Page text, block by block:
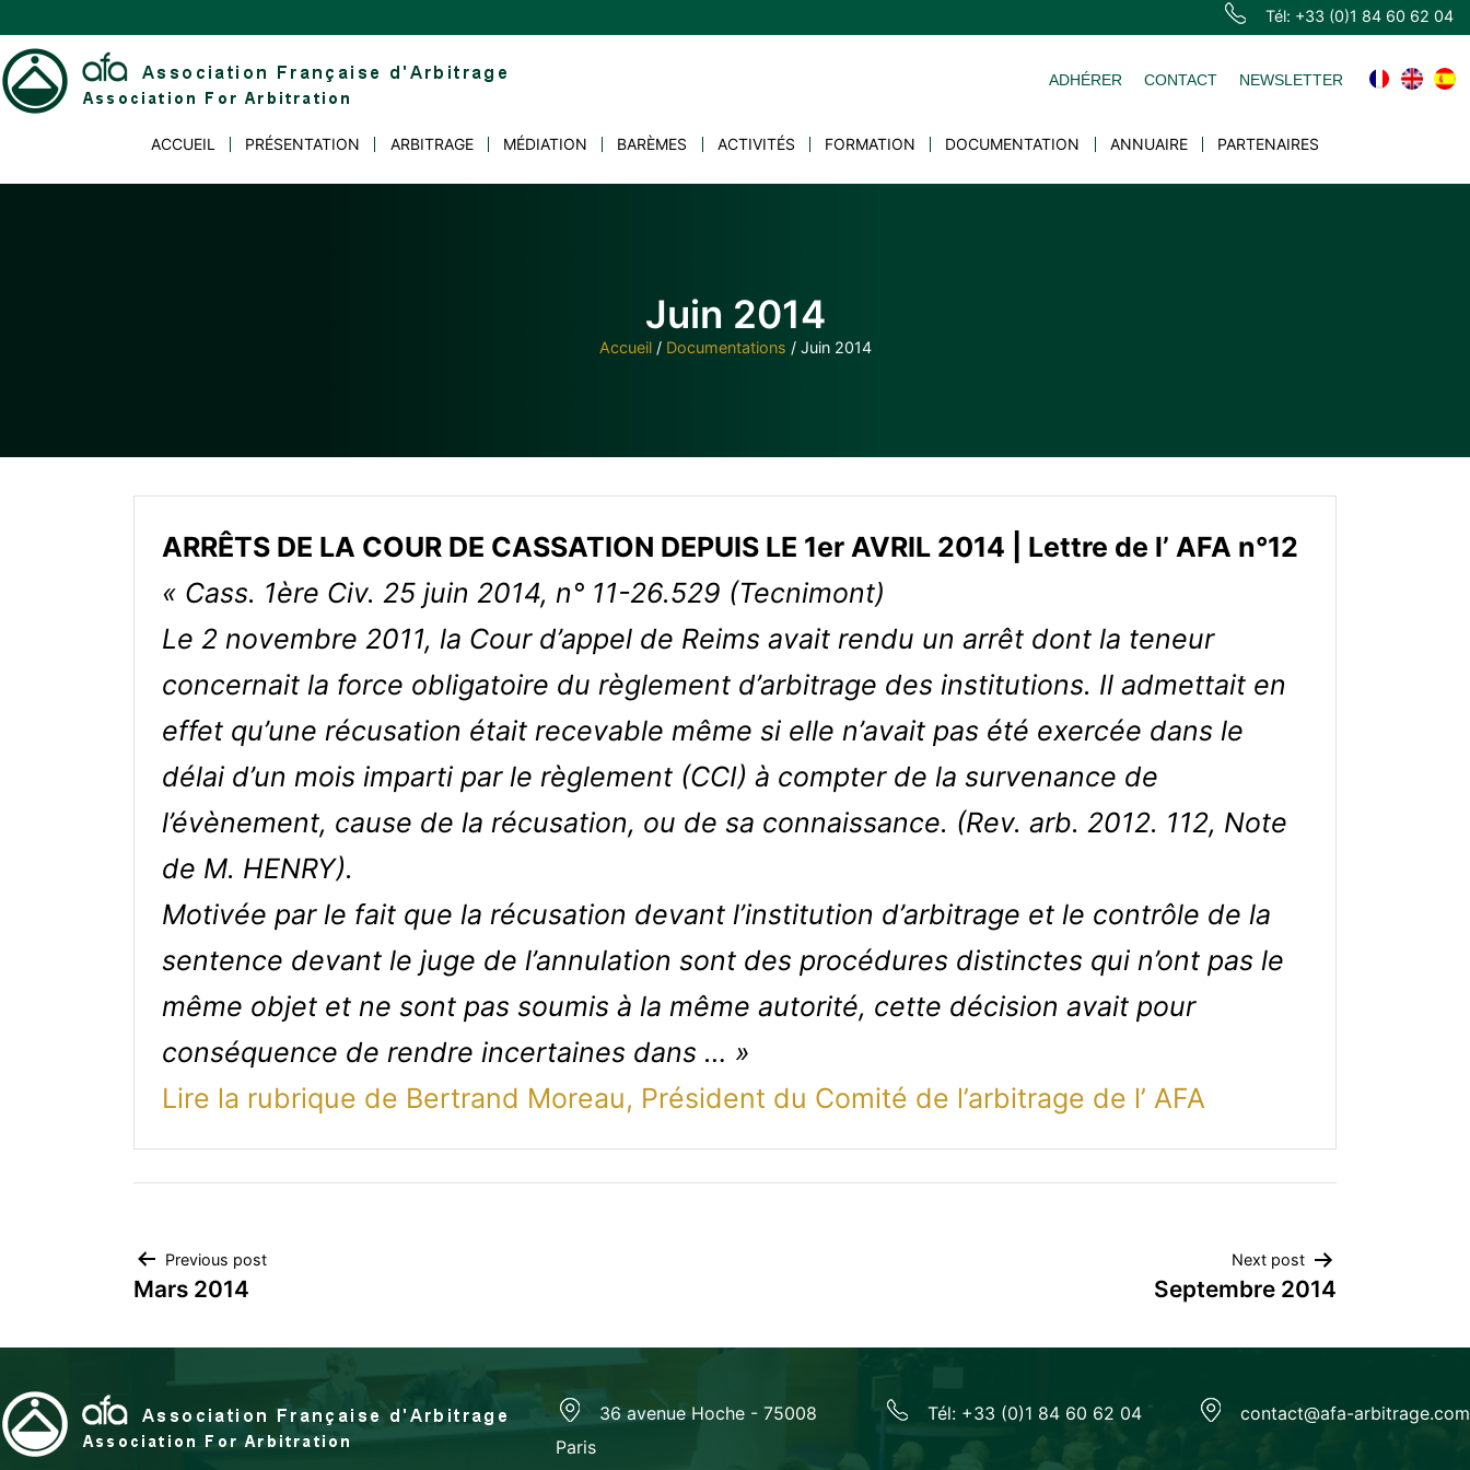
to
content
Tél: +33 (0)1 84 60 62 04
d'Arbitrage
ADHÉRER CONTACT NEWSLETTER
ACCUEIL PRÉSENTATION ARBITRAGE MÉDIATION BARÈMES ACTIVITÉS FORMATION DOCUMENTATION ANNUAIRE PARTENAIRES
Juin 2014
Accueil/ Documentations / Juin 2014
ARRÊTS DE LA COUR DE CASSATION DEPUIS LE 1er AVRIL 2014 | Lettre de l’ AFA n°12
« Cass. 1ère Civ. 25 juin 2014, n° 11-26.529 (Tecnimont)
Le 2 novembre 2011, la Cour d’appel de Reims avait rendu un arrêt dont la teneur
concernait la force obligatoire du règlement d’arbitrage des institutions. Il admettait en
effet qu’une récusation était recevable même si elle n’avait pas été exercée dans le
délai d’un mois imparti par le règlement (CCI) à compter de la survenance de
l’évènement, cause de la récusation, ou de sa connaissance. (Rev. arb. 2012. 112, Note
de M. HENRY).
Motivée par le fait que la récusation devant l’institution d’arbitrage et le contrôle de la
sentence devant le juge de l’annulation sont des procédures distinctes qui n’ont pas le
même objet et ne sont pas soumis à la même autorité, cette décision avait pour
conséquence de rendre incertaines dans … »
Lire la rubrique de Bertrand Moreau, Président du Comité de l’arbitrage de l’ AFA
Navigation
de
l’article
Previous post
Mars 2014
Next post
Septembre 2014
36 avenue Hoche - 75008
Paris
Tél: +33 (0)1 84 60 62 04 contact@afa-arbitrage.com